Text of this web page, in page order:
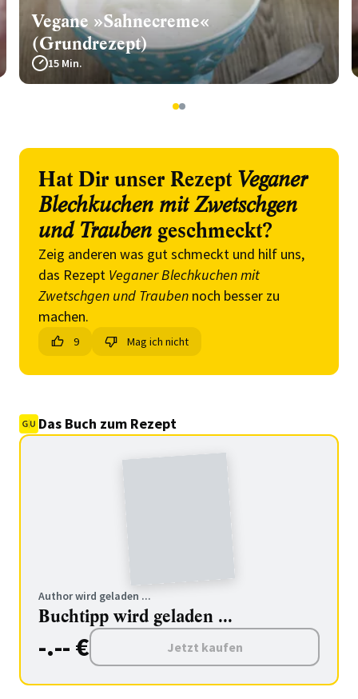
Vegane »Sahnecreme«
(Grundrezept)
15 Min.
12
Hat Dir unser Rezept Veganer
Blechkuchen mit Zwetschgen
und Trauben geschmeckt?
Zeig anderen was gut schmeckt und hilf uns,
das Rezept Veganer Blechkuchen mit
Zwetschgen und Trauben noch besser zu
machen.
9 Mag ich nicht
Das Buch zum Rezept
Author wird geladen ...
Buchtipp wird geladen ...
-.-- € Jetzt kaufen